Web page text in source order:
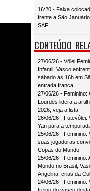
16:20 - Faixa
frente a São
SAF
CONTEÚDO
27/06/26 - Vôlei
Infantil, Vasco
sábado às 16h em
entrada franca
27/06/26 - Feminino:
Lourdes lidera a
2026; veja a lista
26/06/26 - Futevôlei:
Yan para a
25/06/26 - Feminino:
suas jogadoras
Copas do Mundo
25/06/26 - Feminino:
Mundo no Brasil,
Angelina, crias da
24/06/26 - Feminino: